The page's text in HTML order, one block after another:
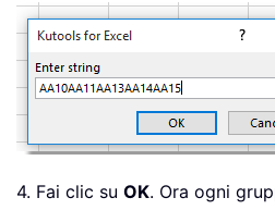
4. Fai clic su OK. Ora ogni